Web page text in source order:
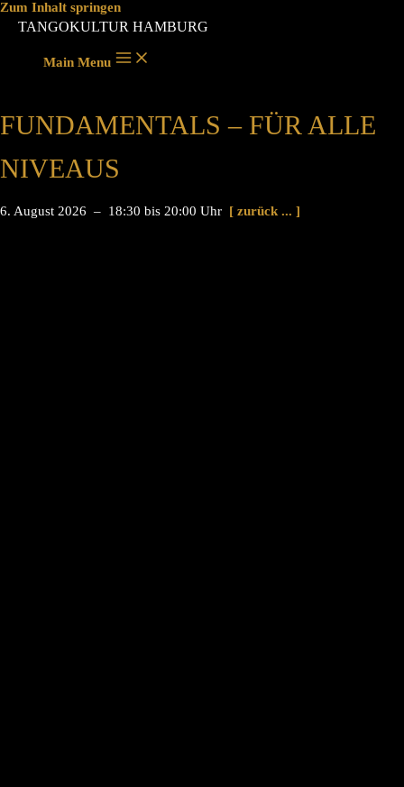
Zum Inhalt springen
TANGOKULTUR HAMBURG
Main Menu
FUNDAMENTALS – FÜR ALLE
NIVEAUS
6. August 2026 – 18:30 bis 20:00 Uhr [ zurück ... ]